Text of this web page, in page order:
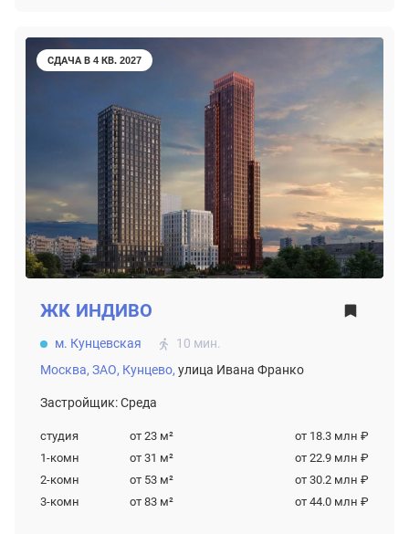
СДАЧА В 4 КВ. 2027
ЖК ИНДИВО
м. Кунцевская
10 мин.
Москва, ЗАО, Кунцево, улица Ивана Франко
Застройщик: Среда
студия от 23 м²
от 18.3 млн ₽
1-комн
от 31 м²
от 22.9 млн ₽
2-комн
от 53 м²
от 30.2 млн ₽
3-комн
от 83 м² от 44.0 млн ₽